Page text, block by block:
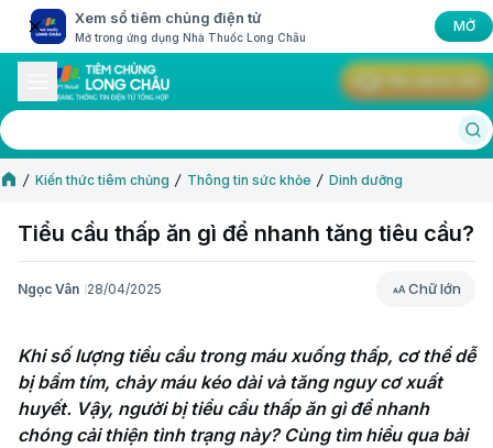
Xem sổ tiêm chủng điện tử
Mở trong ứng dụng Nhà Thuốc Long Châu
MỞ
Kiến thức tiêm chủng Thông tin sức khỏe Dinh dưỡng
Tiểu cầu thấp ăn gì để nhanh tăng tiêu cầu?
Ngọc Vân 28/04/2025 Chữ lớn
Chữ lớn
Khi số lượng tiểu cầu trong máu xuống thấp, cơ thể dễ
bị bầm tím, chảy máu kéo dài và tăng nguy cơ xuất
huyết. Vậy, người bị tiểu cầu thấp ăn gì để nhanh
chóng cải thiện tình trạng này? Cùng tìm hiểu qua bài